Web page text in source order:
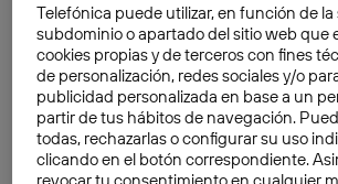
Únicamente los que en su país de
disponible del servicio de pago móvil
disfrutar de la experiencia completa.
desde el 24 de febreroGSMA y Sony
3.500 de los asistentes un
generación,XperiaTMTdeSony, con
Telefónica puede utilizar, en función de la
subdominio o apartado del sitio web que
cookies propias y de terceros con fines
de personalización, redes sociales y/o
publicidad personalizada en base a un
partir de tus hábitos de navegación.
todas, rechazarlas o configurar su uso
clicando en el botón correspondiente.